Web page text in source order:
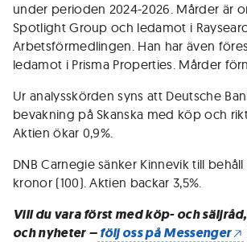
under perioden 2024-2026. Mårder är
Spotlight Group och ledamot i
Arbetsförmedlingen. Han har även
ledamot i Prisma Properties. Mårder
Ur analysskörden syns att Deutsche
bevakning på Skanska med köp och
Aktien ökar 0,9%.
DNB Carnegie sänker Kinnevik till
kronor (100). Aktien backar 3,5%.
Vill du vara först med köp- och
och nyheter –följ oss på Messenger